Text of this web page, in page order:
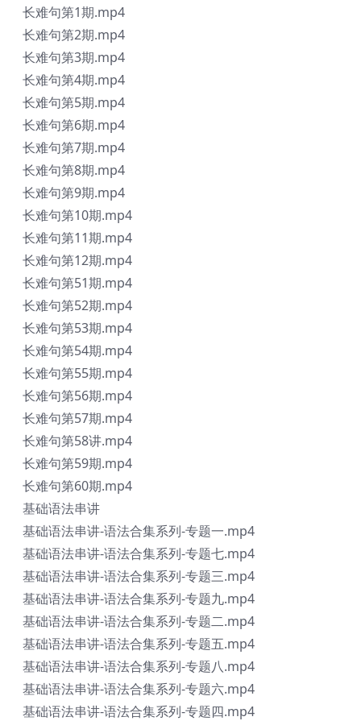
长难句第1期.mp4
长难句第2期.mp4
长难句第3期.mp4
长难句第4期.mp4
长难句第5期.mp4
长难句第6期.mp4
长难句第7期.mp4
长难句第8期.mp4
长难句第9期.mp4
长难句第10期.mp4
长难句第11期.mp4
长难句第12期.mp4
长难句第51期.mp4
长难句第52期.mp4
长难句第53期.mp4
长难句第54期.mp4
长难句第55期.mp4
长难句第56期.mp4
长难句第57期.mp4
长难句第58讲.mp4
长难句第59期.mp4
长难句第60期.mp4
基础语法串讲
基础语法串讲-语法合集系列-专题一.mp4
基础语法串讲-语法合集系列-专题七.mp4
基础语法串讲-语法合集系列-专题三.mp4
基础语法串讲-语法合集系列-专题九.mp4
基础语法串讲-语法合集系列-专题二.mp4
基础语法串讲-语法合集系列-专题五.mp4
基础语法串讲-语法合集系列-专题八.mp4
基础语法串讲-语法合集系列-专题六.mp4
基础语法串讲-语法合集系列-专题四.mp4